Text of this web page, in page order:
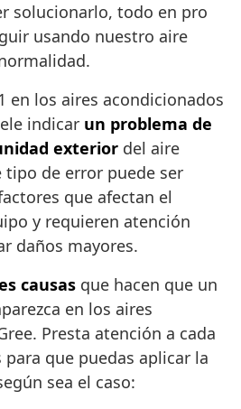
solucionarlo, todo en pro
usando nuestro aire
en los aires acondicionados
indicar un problema de
exterior del aire
tipo de error puede ser
que afectan el
y requieren atención
daños mayores.
causas que hacen que un
en los aires
Presta atención a cada
para que puedas aplicar la
sea el caso: